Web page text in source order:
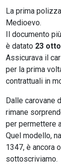
La prima
Medioevo.
Il documento
è datato 23
Assicurava il
per la prima
contrattuali in
Dalle carovane
rimane
per permettere
Quel modello,
1347, è ancora
sottoscriviamo.